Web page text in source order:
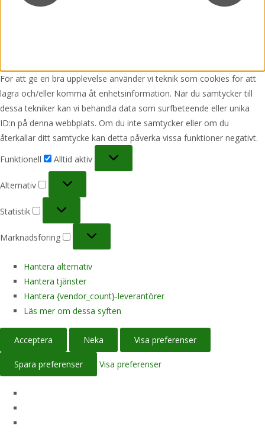
För att ge en bra upplevelse använder vi teknik som cookies för att
lagra och/eller komma åt enhetsinformation. När du samtycker till
dessa tekniker kan vi behandla data som surfbeteende eller unika
ID:n på denna webbplats. Om du inte samtycker eller om du
återkallar ditt samtycke kan detta påverka vissa funktioner negativt.
Funktionell
Alltid aktiv
Alternativ
Statistik
Marknadsföring
Hantera alternativ
Hantera tjänster
Hantera {vendor_count}-leverantörer
Läs mer om dessa syften
Acceptera Neka Visa preferenser
Spara preferenser Visa preferenser